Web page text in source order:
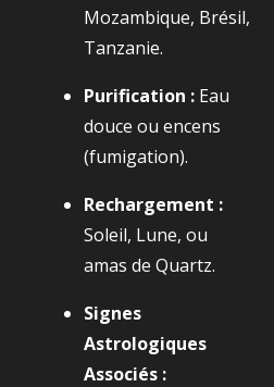
Mozambique, Brésil,
Tanzanie.
Purification : Eau
douce ou encens
(fumigation).
Rechargement :
Soleil, Lune, ou
amas de Quartz.
Signes
Astrologiques
Associés :